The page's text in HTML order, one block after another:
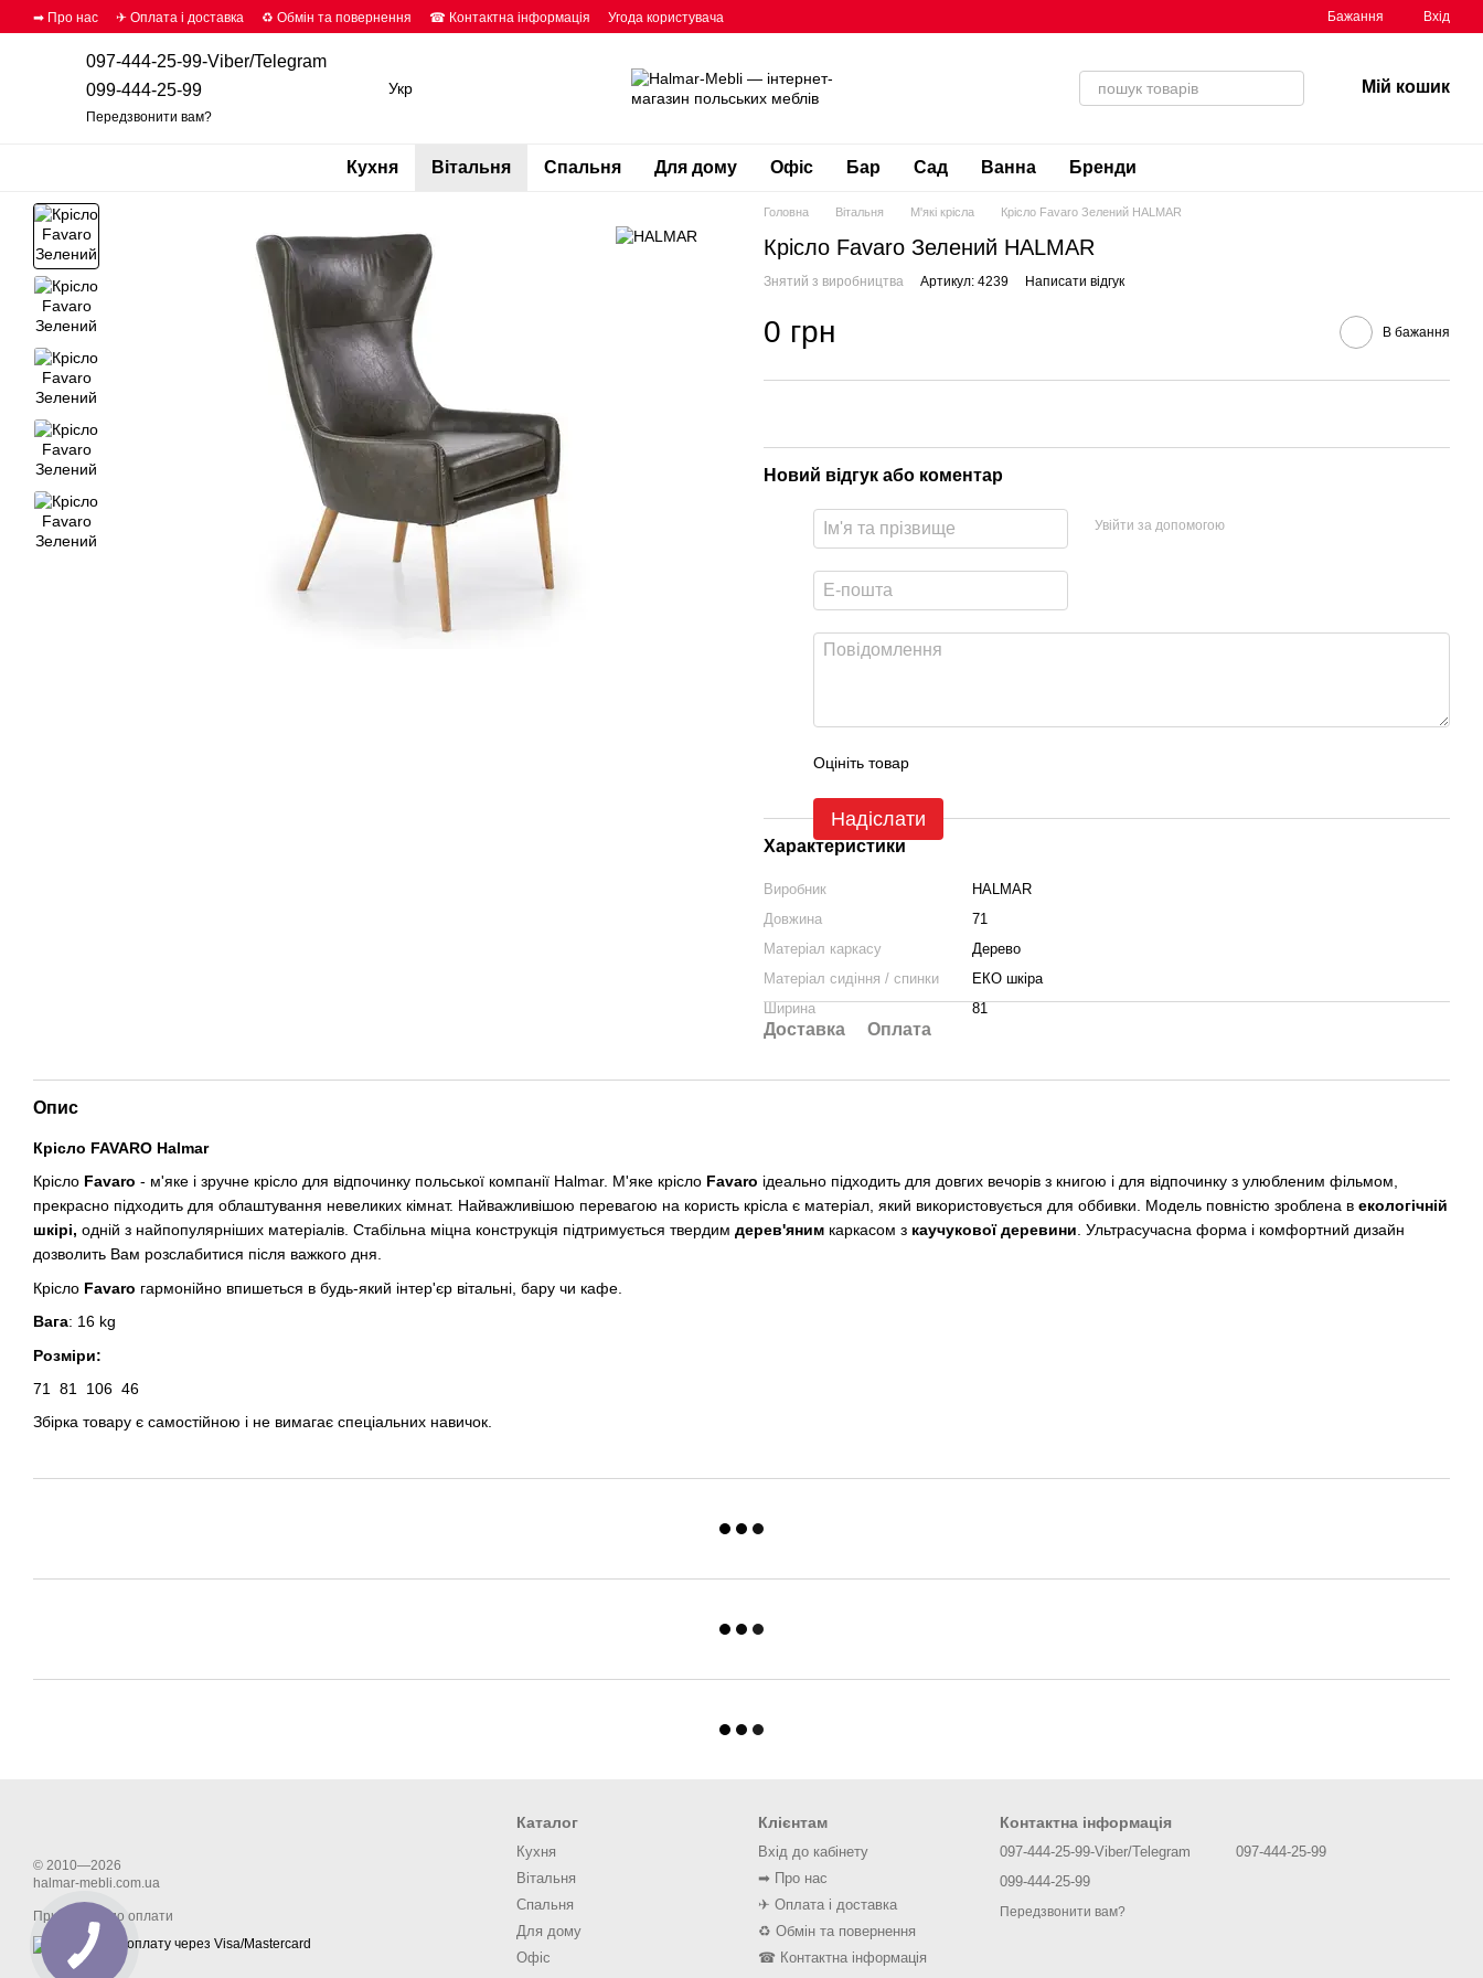
Перейти до основного контенту
➡ Про нас ✈ Оплата і доставка ♻ Обмін та повернення ☎ Контактна інформація Угода користувача Бажання Вхід
097-444-25-99-Viber/Telegram
099-444-25-99
Передзвонити вам?
Укр Мій кошик
Кухня Вітальня Спальня Для дому Офіс Бар Сад Ванна Бренди
Головна Вітальня М'які крісла Крісло Favaro Зелений HALMAR
Крісло Favaro Зелений HALMAR
Знятий з виробництва Артикул: 4239 Написати відгук
0 грн В бажання
Новий відгук або коментар
Увійти за допомогою
Оцініть товар
Надіслати
Характеристики
Виробник
HALMAR
Довжина
71
Матеріал каркасу
Дерево
Матеріал сидіння / спинки
ЕКО шкіра
Ширина
81
Доставка Оплата
Опис
Крісло FAVARO Halmar
Крісло Favaro - м'яке і зручне крісло для відпочинку польської компанії Halmar. М'яке крісло Favaro ідеально підходить для довгих вечорів з книгою і для відпочинку з улюбленим фільмом,
прекрасно підходить для облаштування невеликих кімнат. Найважливішою перевагою на користь крісла є матеріал, який використовується для оббивки. Модель повністю зроблена в екологічній
шкірі, одній з найпопулярніших матеріалів. Стабільна міцна конструкція підтримується твердим дерев'яним каркасом з каучукової деревини. Ультрасучасна форма і комфортний дизайн
дозволить Вам розслабитися після важкого дня.
Крісло Favaro гармонійно впишеться в будь-який інтер'єр вітальні, бару чи кафе.
Вага: 16 kg
Розміри:
71 81 106 46
Збірка товару є самостійною і не вимагає спеціальних навичок.
© 2010—2026
halmar-mebli.com.ua
Приймаємо до оплати
Каталог
Кухня
Вітальня
Спальня
Для дому
Офіс
Клієнтам
Вхід до кабінету
➡ Про нас
✈ Оплата і доставка
♻ Обмін та повернення
☎ Контактна інформація
Контактна інформація
097-444-25-99-Viber/Telegram
099-444-25-99
Передзвонити вам?
097-444-25-99